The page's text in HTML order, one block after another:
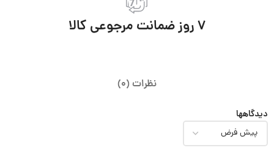
7 روز ضمانت مرجوعی کالا
نظرات (0)
دیدگاهها